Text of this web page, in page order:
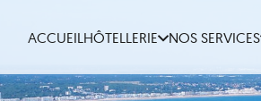
ACCUEILHÔTELLERIE NOS SERVICES